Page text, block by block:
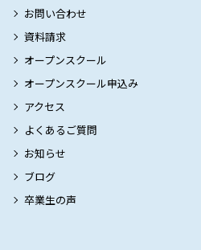
お問い合わせ
資料請求
オープンスクール
オープンスクール申込み
アクセス
よくあるご質問
お知らせ
ブログ
卒業生の声